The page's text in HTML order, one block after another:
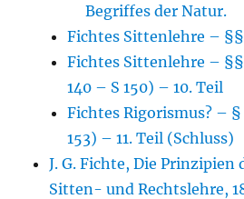
Begriffes der Natur.
Fichtes Sittenlehre –
Fichtes Sittenlehre – §§
140 – S 150) – 10. Teil
Fichtes Rigorismus? – §
153) – 11. Teil (Schluss)
J. G. Fichte, Die Prinzipien
Sitten- und Rechtslehre,